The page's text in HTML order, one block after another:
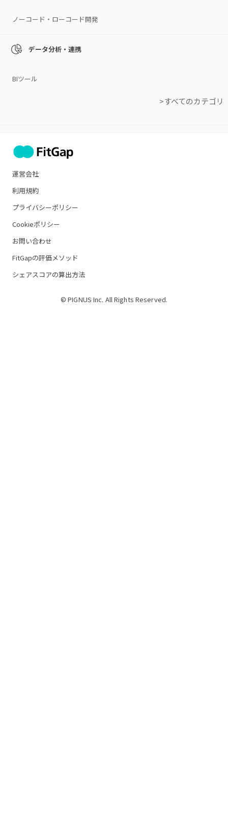
ノーコード・ローコード開発
データ分析・連携
BIツール
>すべてのカテゴリ
運営会社
利用規約
プライバシーポリシー
Cookieポリシー
お問い合わせ
FitGapの評価メソッド
シェアスコアの算出方法
© PIGNUS Inc. All Rights Reserved.